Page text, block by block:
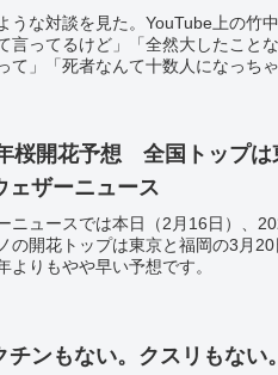
うな対談を見た。YouTube上の竹
言ってるけど」「全然大したこと
て」「死者なんて十数人になっち
桜開花予想 全国トップは
ザーニュース
ニュースでは本日（2月16日）、
の開花トップは東京と福岡の3月
よりもやや早い予想です。
チンもない。クスリもな